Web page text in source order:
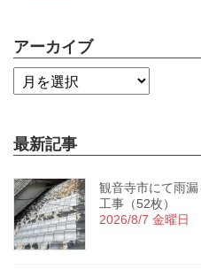
アーカイブ
最新記事
観音寺市にて雨
工事（52枚）
2026/8/7 金曜日